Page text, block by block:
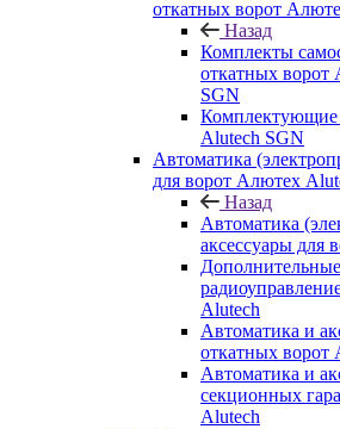
откатных ворот
Назад
Комплекты
откатных
SGN
Alutech SGN
Автоматика
для ворот Алютех
Назад
Автоматика
аксессуары для
Alutech
Автоматика и
откатных ворот
Автоматика и
секционных
Alutech